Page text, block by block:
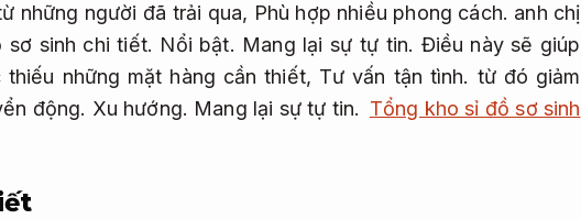
những người đã trải qua, Phù hợp nhiều phong cách. anh chị
sơ sinh chi tiết. Nổi bật. Mang lại sự tự tin. Điều này sẽ giúp
những mặt hàng cần thiết, Tư vấn tận tình. từ đó giảm
động. Xu hướng. Mang lại sự tự tin. Tổng kho sỉ đồ sơ sinh